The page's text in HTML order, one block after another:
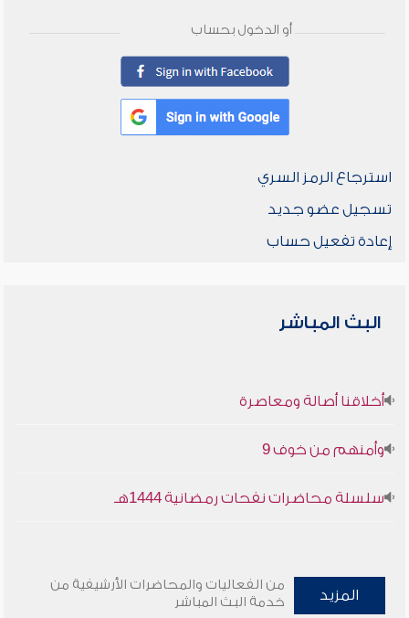
أو الدخول بحساب
استرجاع الرمز السري
تسجيل عضو جديد
إعادة تفعيل حساب
البث المباشر
أخلاقنا أصالة ومعاصرة
وأمنهم من خوف 9
سلسلة محاضرات نفحات رمضانية 1444هـ
المزيد
من الفعاليات والمحاضرات الأرشيفية من
خدمة البث المباشر